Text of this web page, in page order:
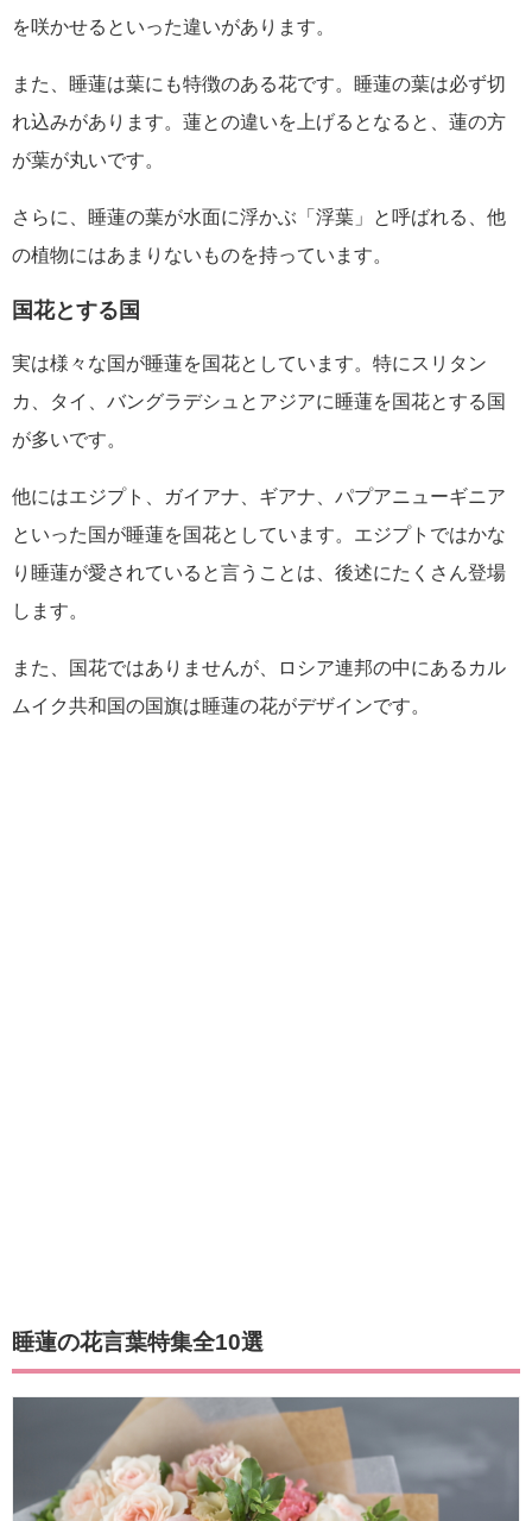
を咲かせるといった違いがあります。
また、睡蓮は葉にも特徴のある花です。睡蓮の葉は必ず切
れ込みがあります。蓮との違いを上げるとなると、蓮の方
が葉が丸いです。
さらに、睡蓮の葉が水面に浮かぶ「浮葉」と呼ばれる、他
の植物にはあまりないものを持っています。
国花とする国
実は様々な国が睡蓮を国花としています。特にスリタン
カ、タイ、バングラデシュとアジアに睡蓮を国花とする国
が多いです。
他にはエジプト、ガイアナ、ギアナ、パプアニューギニア
といった国が睡蓮を国花としています。エジプトではかな
り睡蓮が愛されていると言うことは、後述にたくさん登場
します。
また、国花ではありませんが、ロシア連邦の中にあるカル
ムイク共和国の国旗は睡蓮の花がデザインです。
睡蓮の花言葉特集全10選